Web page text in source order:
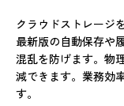
クラウドストレージ
最新版の自動保存や
混乱を防げます。物
減できます。業務効
す。